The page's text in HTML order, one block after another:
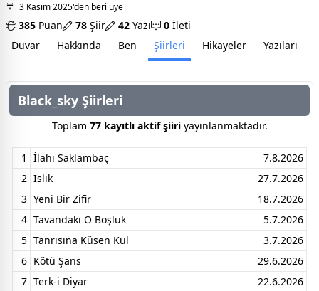
3 Kasım 2025'den beri üye
385 Puan 78 Şiir 42 Yazı 0 İleti
Duvar
Hakkında Ben Şiirleri Hikayeler Yazıları
Black_sky Şiirleri
Toplam 77 kayıtlı aktif şiiriyayınlanmaktadır.
1 İlahi Saklambaç
7.8.2026
2 Islık
27.7.2026
3 Yeni Bir Zifir
18.7.2026
4 Tavandaki O Boşluk
5.7.2026
5 Tanrısına Küsen Kul
3.7.2026
6 Kötü Şans
29.6.2026
7 Terk-i Diyar
22.6.2026